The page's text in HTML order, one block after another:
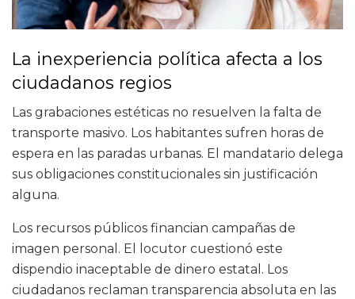
La inexperiencia política afecta a los
ciudadanos regios
Las grabaciones estéticas no resuelven la falta de
transporte masivo. Los habitantes sufren horas de
espera en las paradas urbanas. El mandatario delega
sus obligaciones constitucionales sin justificación
alguna.
Los recursos públicos financian campañas de
imagen personal. El locutor cuestionó este
dispendio inaceptable de dinero estatal. Los
ciudadanos reclaman transparencia absoluta en las